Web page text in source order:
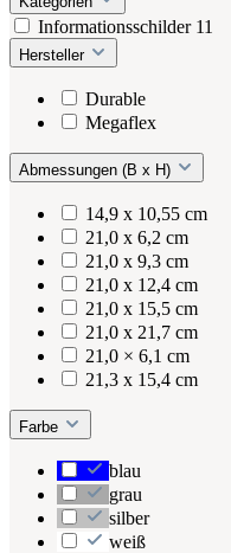
Informationsschilder 11
Hersteller
Durable
Megaflex
Abmessungen (B x H)
14,9 x 10,55 cm
21,0 x 6,2 cm
21,0 x 9,3 cm
21,0 x 12,4 cm
21,0 x 15,5 cm
21,0 x 21,7 cm
21,0 × 6,1 cm
21,3 x 15,4 cm
Farbe
blau
grau
silber
weiß